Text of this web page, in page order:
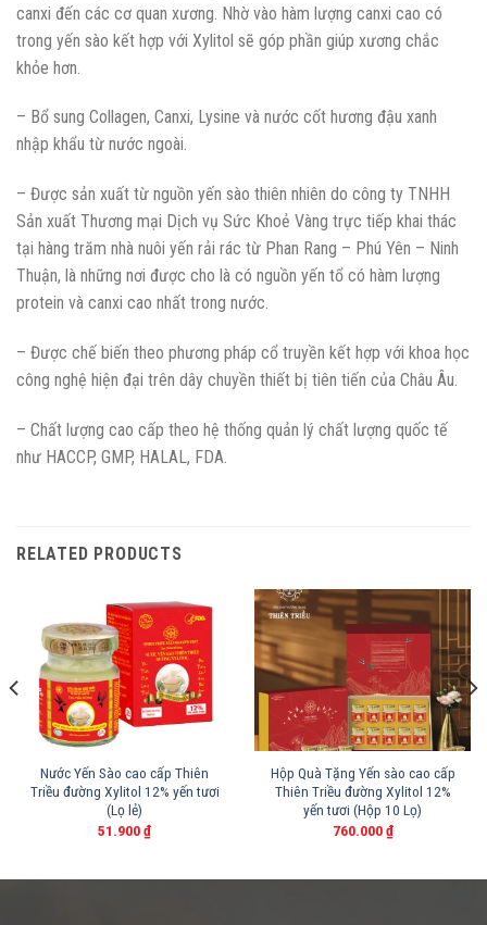
canxi đến các cơ quan xương. Nhờ vào hàm lượng canxi cao có
trong yến sào kết hợp với Xylitol sẽ góp phần giúp xương chắc
khỏe hơn.
– Bổ sung Collagen, Canxi, Lysine và nước cốt hương đậu xanh
nhập khẩu từ nước ngoài.
– Được sản xuất từ nguồn yến sào thiên nhiên do công ty TNHH
Sản xuất Thương mại Dịch vụ Sức Khoẻ Vàng trực tiếp khai thác
tại hàng trăm nhà nuôi yến rải rác từ Phan Rang – Phú Yên – Ninh
Thuận, là những nơi được cho là có nguồn yến tổ có hàm lượng
protein và canxi cao nhất trong nước.
– Được chế biến theo phương pháp cổ truyền kết hợp với khoa học
công nghệ hiện đại trên dây chuyền thiết bị tiên tiến của Châu Âu.
– Chất lượng cao cấp theo hệ thống quản lý chất lượng quốc tế
như HACCP, GMP, HALAL, FDA.
RELATED PRODUCTS
Nước Yến Sào cao cấp Thiên
Triều đường Xylitol 12% yến tươi
(Lọ lẻ)
51.900₫
Hộp Quà Tặng Yến sào cao cấp
Thiên Triều đường Xylitol 12%
yến tươi (Hộp 10 Lọ)
760.000₫